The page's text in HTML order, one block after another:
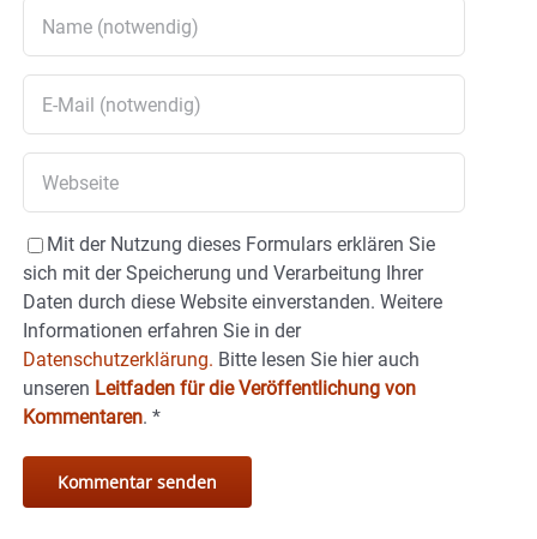
Mit der Nutzung dieses Formulars erklären Sie
sich mit der Speicherung und Verarbeitung Ihrer
Daten durch diese Website einverstanden. Weitere
Informationen erfahren Sie in der
Datenschutzerklärung. Bitte lesen Sie hier auch
unseren Leitfaden für die Veröffentlichung von
Kommentaren. *